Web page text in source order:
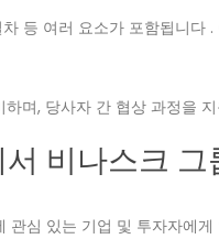
등 여러 요소가 포함됩니
며, 당사자 간 협상 과정을
비나스크 그
심 있는 기업 및 투자자에